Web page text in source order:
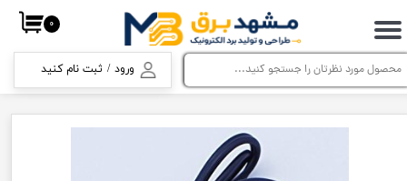
ورود / ثبت نام کنید
حساب کاربری من
تغییر گذر واژه
سفارشات
خروج از حساب کاربری
۰